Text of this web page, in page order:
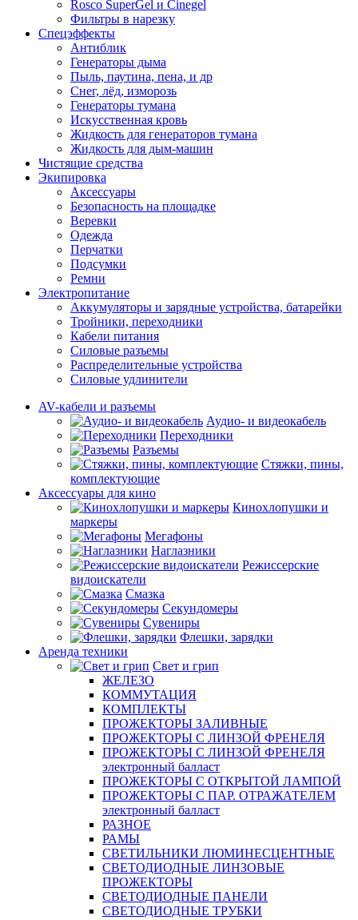
Rosco SuperGel и Cinegel
Фильтры в нарезку
Спецэффекты
Антиблик
Генераторы дыма
Пыль, паутина, пена, и др
Снег, лёд, изморозь
Генераторы тумана
Искусственная кровь
Жидкость для генераторов тумана
Жидкость для дым-машин
Чистящие средства
Экипировка
Аксессуары
Безопасность на площадке
Веревки
Одежда
Перчатки
Подсумки
Ремни
Электропитание
Аккумуляторы и зарядные устройства, батарейки
Тройники, переходники
Кабели питания
Силовые разъемы
Распределительные устройства
Силовые удлинители
AV-кабели и разъемы
Аудио- и видеокабель
Переходники
Разъемы
Стяжки, пины,
комплектующие
Аксессуары для кино
Кинохлопушки и
маркеры
Мегафоны
Наглазники
Режиссерские
видоискатели
Смазка
Секундомеры
Сувениры
Флешки, зарядки
Аренда техники
Свет и грип
ЖЕЛЕЗО
КОММУТАЦИЯ
КОМПЛЕКТЫ
ПРОЖЕКТОРЫ ЗАЛИВНЫЕ
ПРОЖЕКТОРЫ С ЛИНЗОЙ ФРЕНЕЛЯ
ПРОЖЕКТОРЫ С ЛИНЗОЙ ФРЕНЕЛЯ
электронный балласт
ПРОЖЕКТОРЫ С ОТКРЫТОЙ ЛАМПОЙ
ПРОЖЕКТОРЫ С ПАР. ОТРАЖАТЕЛЕМ
электронный балласт
РАЗНОЕ
РАМЫ
СВЕТИЛЬНИКИ ЛЮМИНЕСЦЕНТНЫЕ
СВЕТОДИОДНЫЕ ЛИНЗОВЫЕ
ПРОЖЕКТОРЫ
СВЕТОДИОДНЫЕ ПАНЕЛИ
СВЕТОДИОДНЫЕ ТРУБКИ